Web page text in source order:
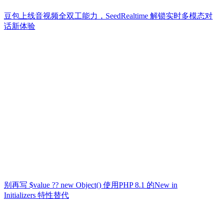
豆包上线音视频全双工能力，SeedRealtime 解锁实时多模态对
话新体验
别再写 $value ?? new Object() 使用PHP 8.1 的New in
Initializers 特性替代